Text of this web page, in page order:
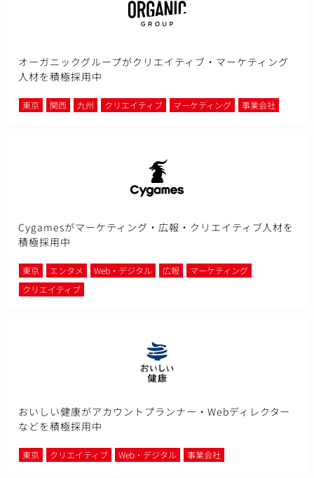
オーガニックグループがクリエイティブ・マーケティング
人材を積極採用中
東京 関西 九州 クリエイティブ マーケティング 事業会社
Cygamesがマーケティング・広報・クリエイティブ人材を
積極採用中
東京 エンタメ Web・デジタル 広報
マーケティング
クリエイティブ
おいしい健康がアカウントプランナー・Webディレクター
などを積極採用中
東京 クリエイティブ Web・デジタル 事業会社